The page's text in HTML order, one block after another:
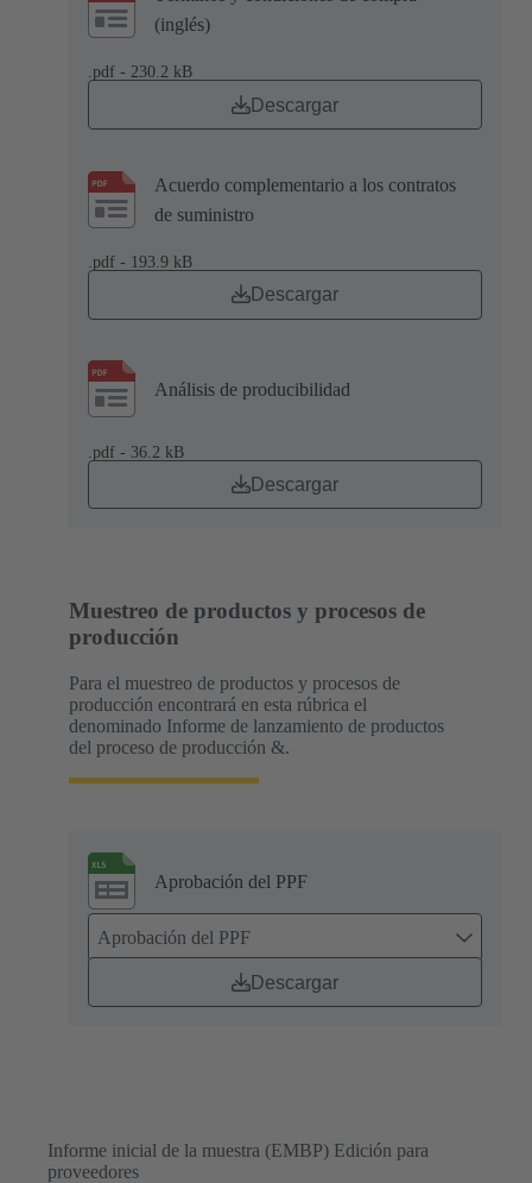
(inglés)
.pdf - 230.2 kB
Descargar
Acuerdo complementario a los contratos
de suministro
.pdf - 193.9 kB
Descargar
Análisis de producibilidad
.pdf - 36.2 kB
Descargar
Muestreo de productos y procesos de
producción
Para el muestreo de productos y procesos de
producción encontrará en esta rúbrica el
denominado Informe de lanzamiento de productos
del proceso de producción &.
Aprobación del PPF
Aprobación del PPF
Descargar
Informe inicial de la muestra (EMBP) Edición para
proveedores